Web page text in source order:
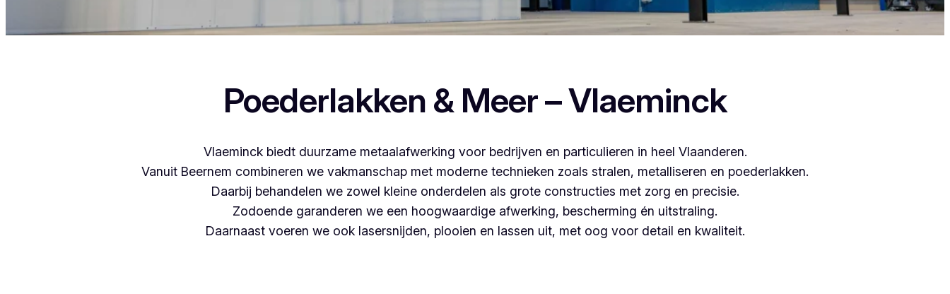
Poederlakken & Meer – Vlaeminck
Vlaeminck biedt duurzame metaalafwerking voor bedrijven en particulieren in heel Vlaanderen.
Vanuit Beernem combineren we vakmanschap met moderne technieken zoals stralen, metalliseren en poederlakken.
Daarbij behandelen we zowel kleine onderdelen als grote constructies met zorg en precisie.
Zodoende garanderen we een hoogwaardige afwerking, bescherming én uitstraling.
Daarnaast voeren we ook lasersnijden, plooien en lassen uit, met oog voor detail en kwaliteit.